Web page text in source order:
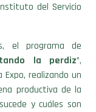
del Servicio
el programa de
la perdiz”,
realizando un
productiva de la
y cuáles son